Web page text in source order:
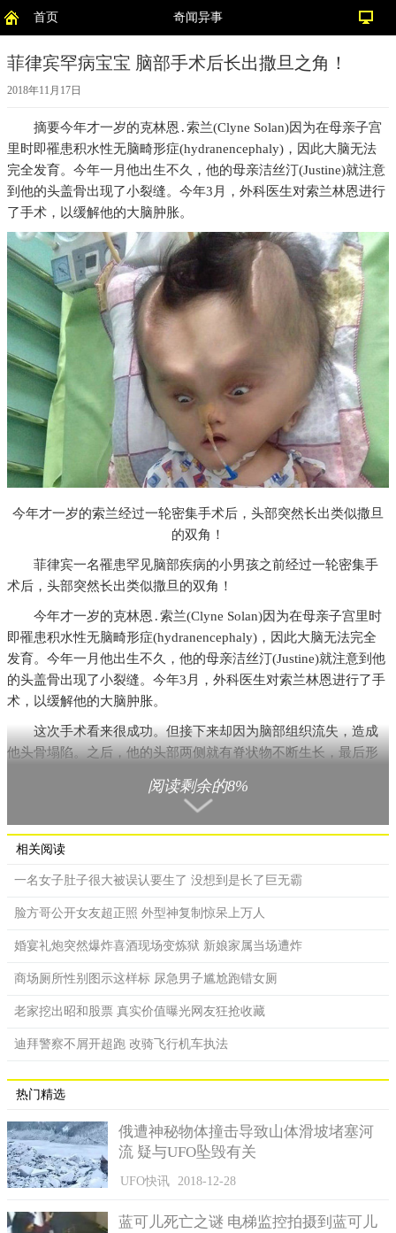
首页 奇闻异事
菲律宾罕病宝宝 脑部手术后长出撒旦之角！
2018年11月17日
摘要今年才一岁的克林恩․索兰(Clyne Solan)因为在母亲子宫
里时即罹患积水性无脑畸形症(hydranencephaly)，因此大脑无法
完全发育。今年一月他出生不久，他的母亲洁丝汀(Justine)就注意
到他的头盖骨出现了小裂缝。今年3月，外科医生对索兰林恩进行
了手术，以缓解他的大脑肿胀。
今年才一岁的索兰经过一轮密集手术后，头部突然长出类似撒旦
的双角！
菲律宾一名罹患罕见脑部疾病的小男孩之前经过一轮密集手
术后，头部突然长出类似撒旦的双角！
今年才一岁的克林恩․索兰(Clyne Solan)因为在母亲子宫里时
即罹患积水性无脑畸形症(hydranencephaly)，因此大脑无法完全
发育。今年一月他出生不久，他的母亲洁丝汀(Justine)就注意到他
的头盖骨出现了小裂缝。今年3月，外科医生对索兰林恩进行了手
术，以缓解他的大脑肿胀。
这次手术看来很成功。但接下来却因为脑部组织流失，造成
他头骨塌陷。之后，他的头部两侧就有脊状物不断生长，最后形
洁丝汀说，她害怕让孩子接受第二次手术，因为担心他不够
强壮，无法活下来 。
她说：这就是为什么我很难作出决定。因为如果我们不让他
接受手术，他的头一辈子都会是这样。有人说他的头像长出魔鬼
伤心。
索兰目前是透过管子从他的鼻子灌进牛奶和补充剂来喂食
他。罹患积水性无脑畸形症的孩子大脑发育程度有限，而且有可
至视力模糊以智力障碍等问题。
阅读剩余的8%
相关阅读
一名女子肚子很大被误认要生了 没想到是长了巨无霸
脸方哥公开女友超正照 外型神复制惊呆上万人
婚宴礼炮突然爆炸喜酒现场变炼狱 新娘家属当场遭炸
商场厕所性别图示这样标 尿急男子尴尬跑错女厕
老家挖出昭和股票 真实价值曝光网友狂抢收藏
迪拜警察不屑开超跑 改骑飞行机车执法
热门精选
俄遭神秘物体撞击导致山体滑坡堵塞河
流 疑与UFO坠毁有关
UFO快讯 2018-12-28
蓝可儿死亡之谜 电梯监控拍摄到蓝可儿